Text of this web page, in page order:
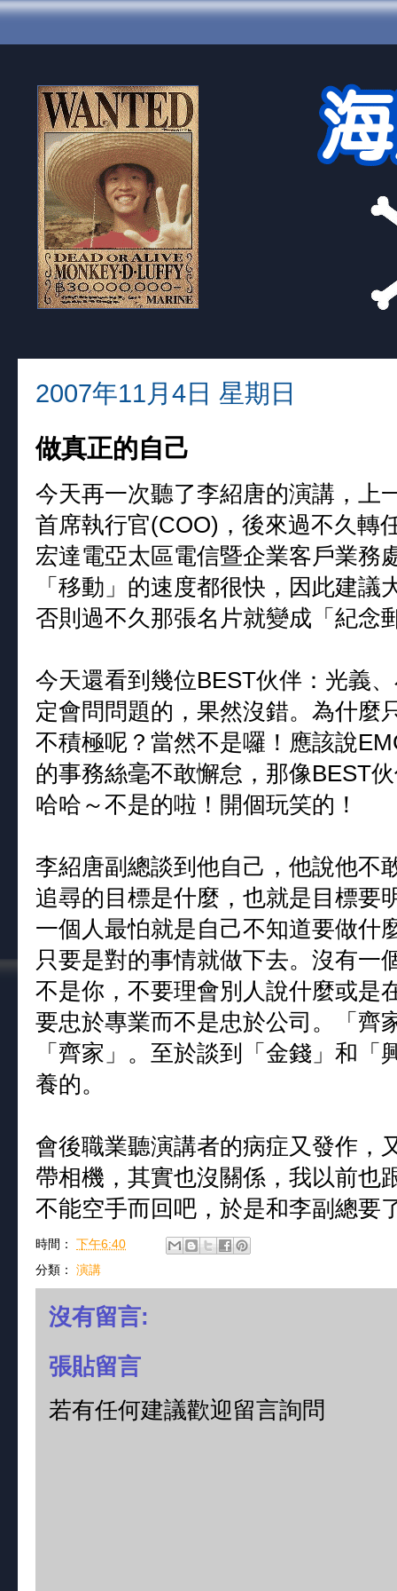
2007年11月4日 星期日
做真正的自己
今天再一次聽了李紹唐的演講，上
首席執行官(COO)，後來過不久轉
宏達電亞太區電信暨企業客戶業務
「移動」的速度都很快，因此建
否則過不久那張名片就變成「紀念
今天還看到幾位BEST伙伴：光義
定會問問題的，果然沒錯。為什麼
不積極呢？當然不是囉！應該說
的事務絲毫不敢懈怠，那像BEST
哈哈～不是的啦！開個玩笑的！
李紹唐副總談到他自己，他說他不
追尋的目標是什麼，也就是目標要
一個人最怕就是自己不知道要做什
只要是對的事情就做下去。沒有一
不是你，不要理會別人說什麼或是
要忠於專業而不是忠於公司。「齊
「齊家」。至於談到「金錢」和
養的。
會後職業聽演講者的病症又發作，
帶相機，其實也沒關係，我以前也
不能空手而回吧，於是和李副總要
時間： 下午6:40
分類： 演講
沒有留言:
張貼留言
若有任何建議歡迎留言詢問